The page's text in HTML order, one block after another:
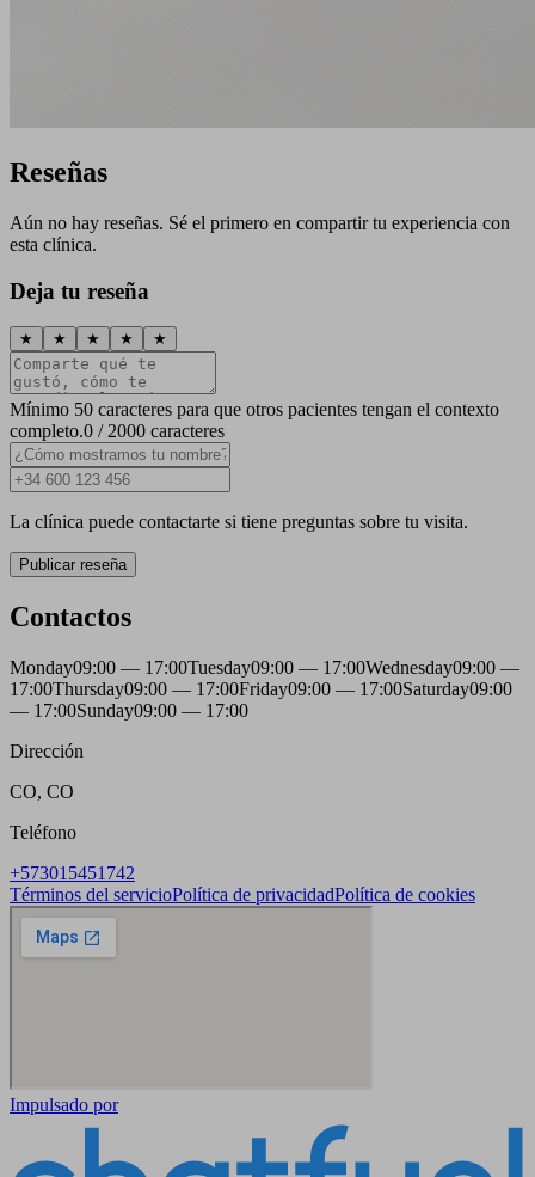
Reseñas
Aún no hay reseñas. Sé el primero en compartir tu experiencia con
esta clínica.
Deja tu reseña
★ ★ ★ ★ ★
Mínimo 50 caracteres para que otros pacientes tengan el contexto
completo.0 / 2000 caracteres
La clínica puede contactarte si tiene preguntas sobre tu visita.
Publicar reseña
Contactos
Monday09:00 — 17:00Tuesday09:00 — 17:00Wednesday09:00 —
17:00Thursday09:00 — 17:00Friday09:00 — 17:00Saturday09:00
— 17:00Sunday09:00 — 17:00
Dirección
CO, CO
Teléfono
+573015451742
Términos del servicioPolítica de privacidadPolítica de cookies
Impulsado por